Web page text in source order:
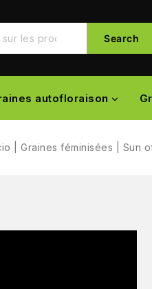
Search
autofloraison
Graines féminisées Sun